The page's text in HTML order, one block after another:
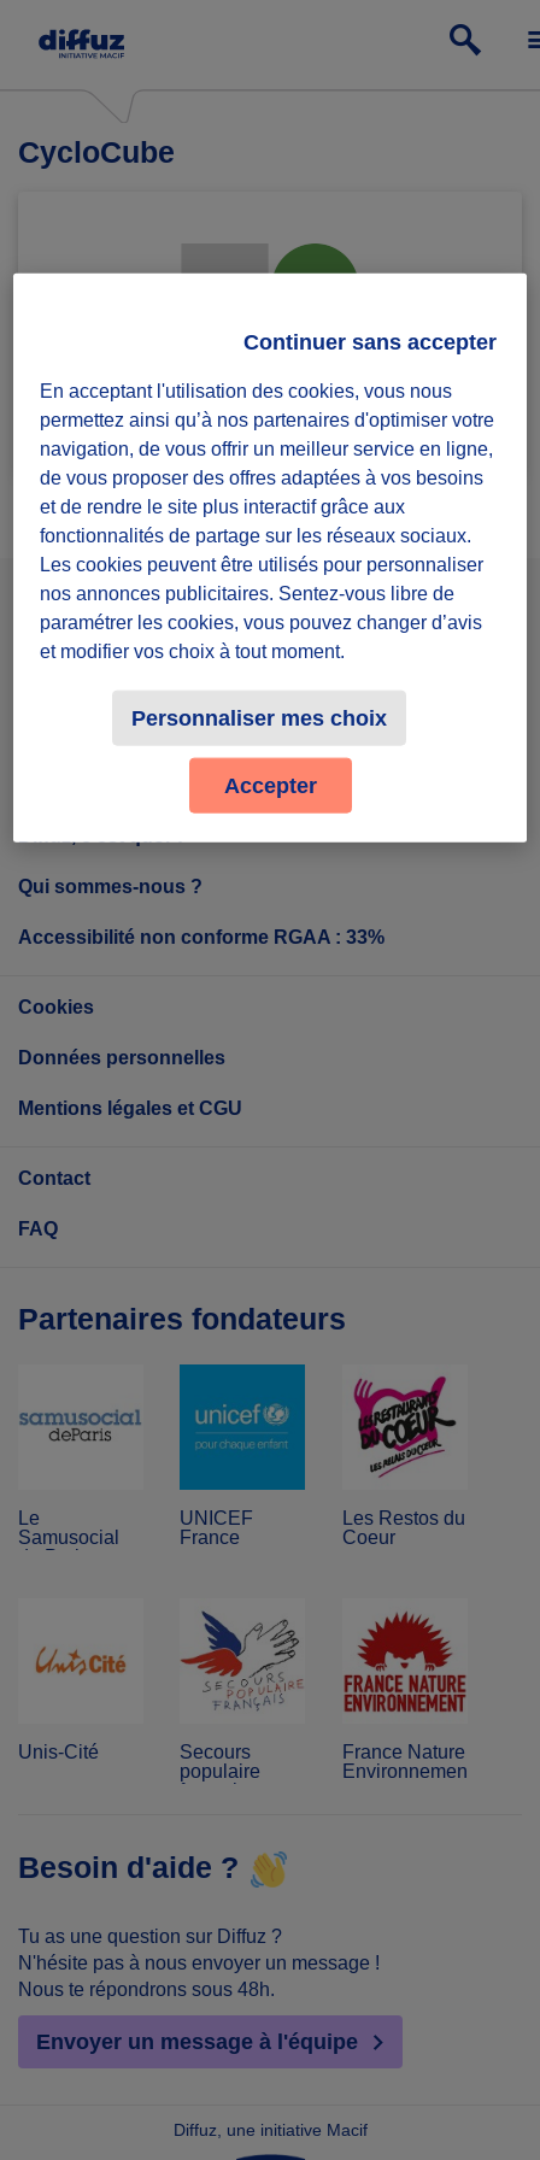
CycloCube
Rejoindre le groupe 1 défi lancé
FacebookInstagramYoutube
Tout sur Diffuz
Qui sommes-nous ?
Accessibilité non conforme RGAA : 33%
Cookies
Données personnelles
Mentions légales et CGU
Contact
FAQ
Partenaires fondateurs
Le
Samusocial
de Paris
UNICEF
France
Les Restos du
Coeur
Unis-Cité
Secours
populaire
français
France Nature
Environnement
Besoin d'aide ?
Tu as une question sur Diffuz ?
N'hésite pas à nous envoyer un message !
Nous te répondrons sous 48h.
Envoyer un message à l'équipe
Diffuz, une initiative Macif
En acceptant l'utilisation des cookies, vous nous
permettez ainsi qu’à nos partenaires d'optimiser votre
navigation, de vous offrir un meilleur service en ligne,
de vous proposer des offres adaptées à vos besoins
et de rendre le site plus interactif grâce aux
fonctionnalités de partage sur les réseaux sociaux.
Les cookies peuvent être utilisés pour personnaliser
nos annonces publicitaires. Sentez-vous libre de
paramétrer les cookies, vous pouvez changer d’avis
et modifier vos choix à tout moment.
Personnaliser mes choix
Continuer sans accepter
Accepter